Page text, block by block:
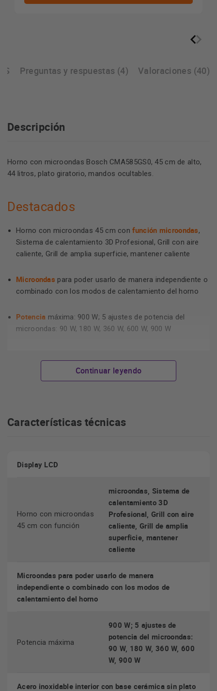
Preguntas y respuestas (4) Valoraciones (40)
Descripción
Horno con microondas Bosch CMA585GS0, 45 cm de alto,
44 litros, plato giratorio, mandos ocultables.
Destacados
Horno con microondas 45 cm confunción microondas,
Sistema de calentamiento 3D Profesional, Grill con aire
caliente, Grill de amplia superficie, mantener caliente
Microondas para poder usarlo de manera independiente o
combinado con los modos de calentamiento del horno
Potencia máxima: 900 W; 5 ajustes de potencia del
microondas: 90 W, 180 W, 360 W, 600 W, 900 W
Lafunción microondas es ideal para que puedas calentar de
calentamiento del horno. ¿El resultado? Reducir un 50% el
horno multifunciónte permite utilizar los modos de
calentamiento tradicionales, para que los uses de manera
independiente o combinándolos.
Incluye15 recetas gourmet pre-programadas. Solo tienes
que seleccionar el tipo de alimento, su peso, y obtener un
resultado perfecto y saludable. Podrás olvidarte de preparar
apetezca olvidarte de encender los fuegos y manchar más.
Continuar leyendo
Características técnicas
Display LCD
Horno con microondas
45 cm con función
microondas, Sistema de
calentamiento 3D
Profesional, Grill con aire
caliente, Grill de amplia
superficie, mantener
caliente
Microondas para poder usarlo de manera
independiente o combinado con los modos de
calentamiento del horno
Potencia máxima
900 W; 5 ajustes de
potencia del microondas:
90 W, 180 W, 360 W, 600
W, 900 W
Acero inoxidable interior con base cerámica sin plato